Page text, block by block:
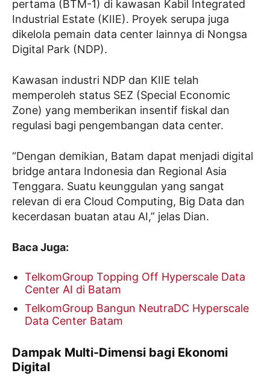
pertama (BTM-1) di kawasan Kabil Integrated
Industrial Estate (KIIE). Proyek serupa juga
dikelola pemain data center lainnya di Nongsa
Digital Park (NDP).
Kawasan industri NDP dan KIIE telah
memperoleh status SEZ (Special Economic
Zone) yang memberikan insentif fiskal dan
regulasi bagi pengembangan data center.
“Dengan demikian, Batam dapat menjadi digital
bridge antara Indonesia dan Regional Asia
Tenggara. Suatu keunggulan yang sangat
relevan di era Cloud Computing, Big Data dan
kecerdasan buatan atau AI,” jelas Dian.
Baca Juga:
TelkomGroup Topping Off Hyperscale Data
Center AI di Batam
TelkomGroup Bangun NeutraDC Hyperscale
Data Center Batam
Dampak Multi-Dimensi bagi Ekonomi
Digital